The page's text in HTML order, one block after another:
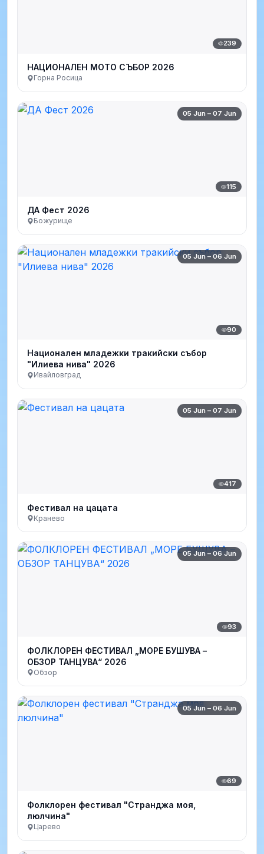
239
НАЦИОНАЛЕН МОТО СЪБОР 2026
Горна Росица
05 Jun – 07 Jun
115
ДА Фест 2026
Божурище
05 Jun – 06 Jun
90
Национален младежки тракийски събор
"Илиева нива" 2026
Ивайловград
05 Jun – 07 Jun
417
Фестивал на цацата
Кранево
05 Jun – 06 Jun
93
ФОЛКЛОРЕН ФЕСТИВАЛ „МОРЕ БУШУВА –
ОБЗОР ТАНЦУВА“ 2026
Обзор
05 Jun – 06 Jun
69
Фолклорен фестивал "Странджа моя,
люлчина"
Царево